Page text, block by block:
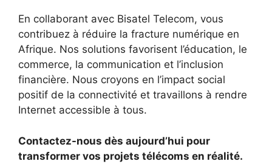
En collaborant avec Bisatel Telecom, vous
contribuez à réduire la fracture numérique en
Afrique. Nos solutions favorisent l’éducation, le
commerce, la communication et l’inclusion
financière. Nous croyons en l’impact social
positif de la connectivité et travaillons à rendre
Internet accessible à tous.
Contactez-nous dès aujourd’hui pour
transformer vos projets télécoms en réalité.